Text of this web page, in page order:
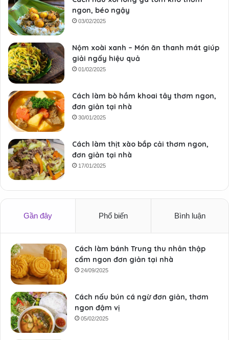
ngon, béo ngậy
03/02/2025
Nộm xoài xanh – Món ăn thanh mát giúp
giải ngấy hiệu quả
01/02/2025
Cách làm bò hầm khoai tây thơm ngon,
đơn giản tại nhà
30/01/2025
Cách làm thịt xào bắp cải thơm ngon,
đơn giản tại nhà
17/01/2025
Gần đây Phổ biến Bình luận
Cách làm bánh Trung thu nhân thập
cẩm ngon đơn giản tại nhà
24/09/2025
Cách nấu bún cá ngừ đơn giản, thơm
ngon đậm vị
05/02/2025